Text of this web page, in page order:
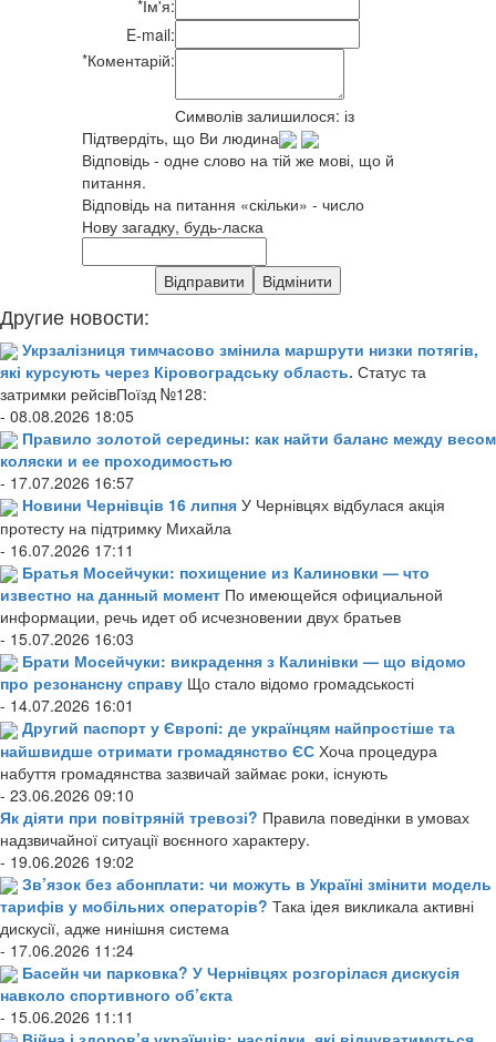
*Ім'я:
E-mail:
*Коментарій:
Символів залишилося: із
Підтвердіть, що Ви людина
Відповідь - одне слово на тій же мові, що й
питання.
Відповідь на питання «скільки» - число
Нову загадку, будь-ласка
Другие новости:
Укрзалізниця тимчасово змінила маршрути низки потягів,
які курсують через Кіровоградську область. Статус та
затримки рейсівПоїзд №128:
- 08.08.2026 18:05
Правило золотой середины: как найти баланс между весом
коляски и ее проходимостью
- 17.07.2026 16:57
Новини Чернівців 16 липня У Чернівцях відбулася акція
протесту на підтримку Михайла
- 16.07.2026 17:11
Братья Мосейчуки: похищение из Калиновки — что
известно на данный момент По имеющейся официальной
информации, речь идет об исчезновении двух братьев
- 15.07.2026 16:03
Брати Мосейчуки: викрадення з Калинівки — що відомо
про резонансну справу Що стало відомо громадськості
- 14.07.2026 16:01
Другий паспорт у Європі: де українцям найпростіше та
найшвидше отримати громадянство ЄС Хоча процедура
набуття громадянства зазвичай займає роки, існують
- 23.06.2026 09:10
Як діяти при повітряній тревозі? Правила поведінки в умовах
надзвичайної ситуації воєнного характеру.
- 19.06.2026 19:02
Зв’язок без абонплати: чи можуть в Україні змінити модель
тарифів у мобільних операторів? Така ідея викликала активні
дискусії, адже нинішня система
- 17.06.2026 11:24
Басейн чи парковка? У Чернівцях розгорілася дискусія
навколо спортивного об’єкта
- 15.06.2026 11:11